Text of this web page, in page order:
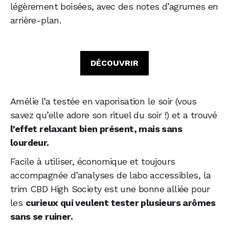
légèrement boisées, avec des notes d’agrumes en
arrière-plan.
DÉCOUVRIR
Amélie l’a testée en vaporisation le soir (vous
savez qu’elle adore son rituel du soir !) et a trouvé
l’effet relaxant bien présent, mais sans
lourdeur.
Facile à utiliser, économique et toujours
accompagnée d’analyses de labo accessibles, la
trim CBD High Society est une bonne alliée pour
les curieux qui veulent tester plusieurs arômes
sans se ruiner.